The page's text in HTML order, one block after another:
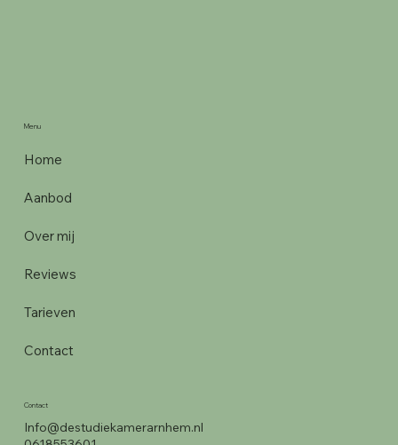
Menu
Home
Aanbod
Over mij
Reviews
Tarieven
Contact
Contact
Info@destudiekamerarnhem.nl